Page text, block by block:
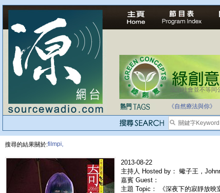
法治社會並不等同
《自然療法與你》
搜尋的結果關於:filmpi,
2013-08-22
主持人 Hosted by： 蠍子王，
嘉賓 Guest：
主題 Topic： 《深夜下的寂靜放